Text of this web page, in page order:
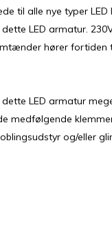
til alle nye typer
LED armatur.
hører fortiden
LED armatur
medfølgende
og/eller